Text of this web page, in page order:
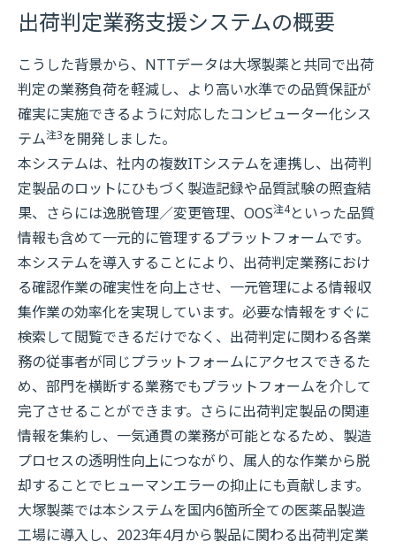
出荷判定業務支援システムの概要
こうした背景から、NTTデータは大塚製薬と共同で出荷
判定の業務負荷を軽減し、より高い水準での品質保証が
確実に実施できるように対応したコンピューター化シス
テム注3を開発しました。
本システムは、社内の複数ITシステムを連携し、出荷判
定製品のロットにひもづく製造記録や品質試験の照査結
果、さらには逸脱管理／変更管理、OOS注4といった品質
情報も含めて一元的に管理するプラットフォームです。
本システムを導入することにより、出荷判定業務におけ
る確認作業の確実性を向上させ、一元管理による情報収
集作業の効率化を実現しています。必要な情報をすぐに
検索して閲覧できるだけでなく、出荷判定に関わる各業
務の従事者が同じプラットフォームにアクセスできるた
め、部門を横断する業務でもプラットフォームを介して
完了させることができます。さらに出荷判定製品の関連
情報を集約し、一気通貫の業務が可能となるため、製造
プロセスの透明性向上につながり、属人的な作業から脱
却することでヒューマンエラーの抑止にも貢献します。
大塚製薬では本システムを国内6箇所全ての医薬品製造
工場に導入し、2023年4月から製品に関わる出荷判定業